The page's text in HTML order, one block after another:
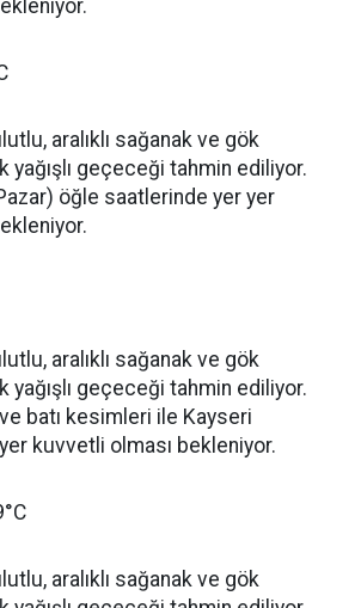
aralıklı sağanak ve gök
yağışlı geçeceği tahmin ediliyor.
öğle saatlerinde yer yer
aralıklı sağanak ve gök
yağışlı geçeceği tahmin ediliyor.
ve batı kesimleri ile Kayseri
kuvvetli olması bekleniyor.
aralıklı sağanak ve gök